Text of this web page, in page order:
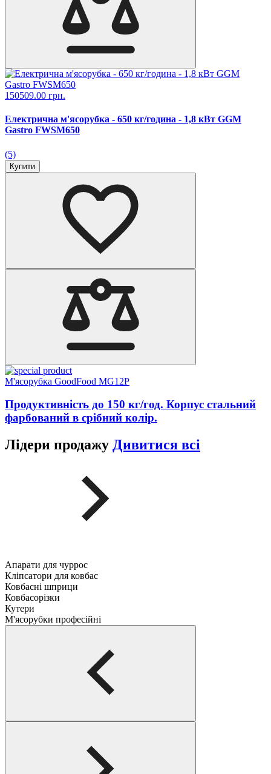
150509.00 грн.
Електрична м'ясорубка - 650 кг/година - 1,8 кВт GGM
Gastro FWSM650
(5)
Купити
М'ясорубка GoodFood MG12P
Продуктивність до 150 кг/год. Корпус стальний
фарбований в срібний колір.
Лідери продажу Дивитися всі
Апарати для чуррос
Кліпсатори для ковбас
Ковбасні шприци
Ковбасорізки
Кутери
М'ясорубки професійні